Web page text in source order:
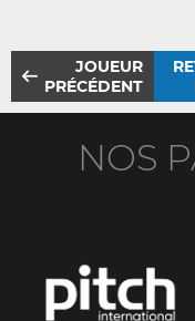
JOUEUR
PRÉCÉDENT
NOS